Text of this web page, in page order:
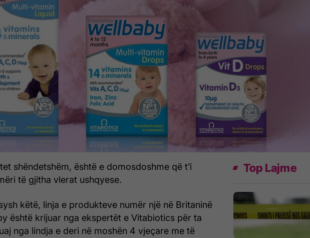
shëndetshëm, është e domosdoshme që t’i
të gjitha vlerat ushqyese.
këtë, linja e produkteve numër një në Britaninë
është krijuar nga ekspertët e Vitabiotics për ta
nga lindja e deri në moshën 4 vjeçare me të
Top Lajme